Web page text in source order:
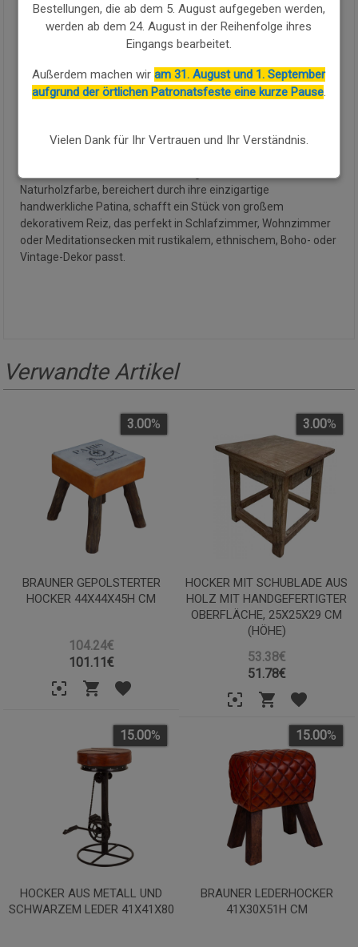
Entdecke diesen exklusiven braunen handgefertigten
Holzhocker, ein einzigartiges Stück mit einem Finish aus weiß
Maserung, das ihm eine rustikale und unwiederholbare
Schönheit verleiht. Mit Maßen von 25x25x29h cm präsentiert
Stabilität gewährleisten, und eine Frontschublade mit
Naturholzfarbe, bereichert durch ihre einzigartige
handwerkliche Patina, schafft ein Stück von großem
dekorativem Reiz, das perfekt in Schlafzimmer, Wohnzimmer
oder Meditationsecken mit rustikalem, ethnischem, Boho- oder
Vintage-Dekor passt.
Verwandte Artikel
BRAUNER GEPOLSTERTER
HOCKER 44X44X45H CM
104.24€
3.00%
101.11€
HOCKER MIT SCHUBLADE AUS
HOLZ MIT HANDGEFERTIGTER
OBERFLÄCHE, 25X25X29 CM
(HÖHE)
53.38€
3.00%
51.78€
HOCKER AUS METALL UND
SCHWARZEM LEDER 41X41X80
15.00%
BRAUNER LEDERHOCKER
41X30X51H CM
15.00%
Bestellungen, die ab dem 5. August aufgegeben werden,
werden ab dem 24. August in der Reihenfolge ihres
Eingangs bearbeitet.
Außerdem machen wiram 31. August und 1. September
aufgrund der örtlichen Patronatsfeste eine kurze Pause.
Vielen Dank für Ihr Vertrauen und Ihr Verständnis.